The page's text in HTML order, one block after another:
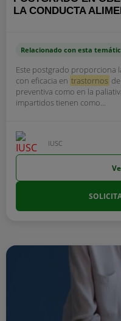
LA CONDUCTA
Relacionado con esta
Este postgrado proporciona
con eficacia en trastornos
preventiva como en la
impartidos tienen como...
IUSC